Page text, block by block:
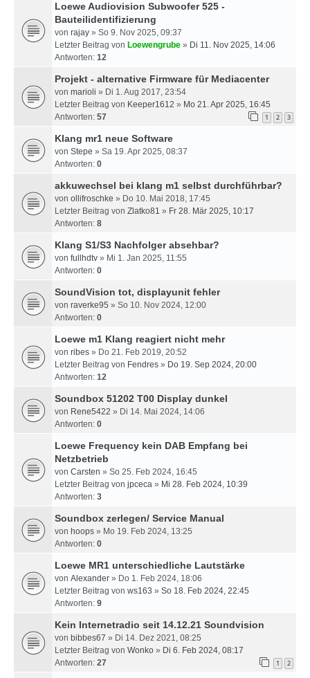
Loewe Audiovision Subwoofer 525 -
Bauteilidentifizierung
von rajay » So 9. Nov 2025, 09:37
Letzter Beitrag von Loewengrube » Di 11. Nov 2025, 14:06
Antworten: 12
Projekt - alternative Firmware für Mediacenter
von marioli » Di 1. Aug 2017, 23:54
Letzter Beitrag von Keeper1612 » Mo 21. Apr 2025, 16:45
Antworten: 57 1 2 3
Klang mr1 neue Software
von Stepe » Sa 19. Apr 2025, 08:37
Antworten: 0
akkuwechsel bei klang m1 selbst durchführbar?
von ollifroschke » Do 10. Mai 2018, 17:45
Letzter Beitrag von Zlatko81 » Fr 28. Mär 2025, 10:17
Antworten: 8
Klang S1/S3 Nachfolger absehbar?
von fullhdtv » Mi 1. Jan 2025, 11:55
Antworten: 0
SoundVision tot, displayunit fehler
von raverke95 » So 10. Nov 2024, 12:00
Antworten: 0
Loewe m1 Klang reagiert nicht mehr
von ribes » Do 21. Feb 2019, 20:52
Letzter Beitrag von Fendres » Do 19. Sep 2024, 20:00
Antworten: 12
Soundbox 51202 T00 Display dunkel
von Rene5422 » Di 14. Mai 2024, 14:06
Antworten: 0
Loewe Frequency kein DAB Empfang bei
Netzbetrieb
von Carsten » So 25. Feb 2024, 16:45
Letzter Beitrag von jpceca » Mi 28. Feb 2024, 10:39
Antworten: 3
Soundbox zerlegen/ Service Manual
von hoops » Mo 19. Feb 2024, 13:25
Antworten: 0
Loewe MR1 unterschiedliche Lautstärke
von Alexander » Do 1. Feb 2024, 18:06
Letzter Beitrag von ws163 » So 18. Feb 2024, 22:45
Antworten: 9
Kein Internetradio seit 14.12.21 Soundvision
von bibbes67 » Di 14. Dez 2021, 08:25
Letzter Beitrag von Wonko » Di 6. Feb 2024, 08:17
Antworten: 27 1 2